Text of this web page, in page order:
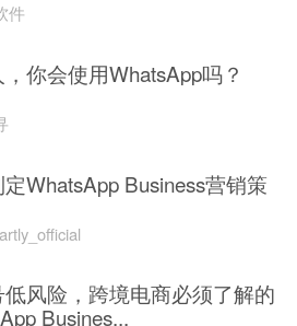
件
你会使用WhatsApp吗？
WhatsApp Business营销策
风险，跨境电商必须了解的
Busines...